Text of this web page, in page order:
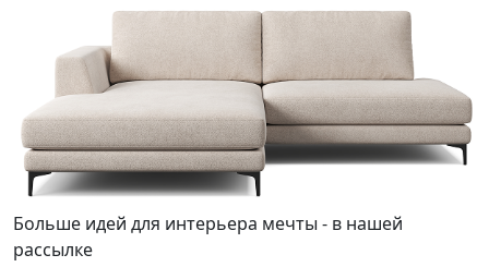
Больше идей для интерьера мечты - в нашей
рассылке